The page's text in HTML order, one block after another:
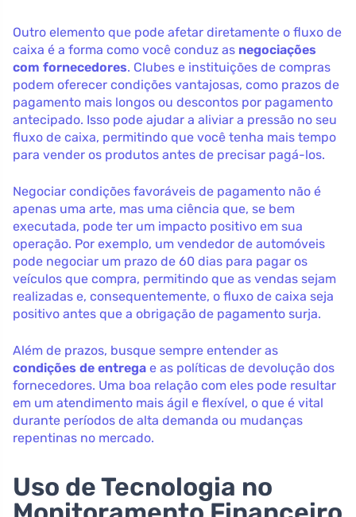
Outro elemento que pode afetar diretamente o fluxo de
caixa é a forma como você conduz as negociações
com fornecedores. Clubes e instituições de compras
podem oferecer condições vantajosas, como prazos de
pagamento mais longos ou descontos por pagamento
antecipado. Isso pode ajudar a aliviar a pressão no seu
fluxo de caixa, permitindo que você tenha mais tempo
para vender os produtos antes de precisar pagá-los.
Negociar condições favoráveis de pagamento não é
apenas uma arte, mas uma ciência que, se bem
executada, pode ter um impacto positivo em sua
operação. Por exemplo, um vendedor de automóveis
pode negociar um prazo de 60 dias para pagar os
veículos que compra, permitindo que as vendas sejam
realizadas e, consequentemente, o fluxo de caixa seja
positivo antes que a obrigação de pagamento surja.
Além de prazos, busque sempre entender as
condições de entrega e as políticas de devolução dos
fornecedores. Uma boa relação com eles pode resultar
em um atendimento mais ágil e flexível, o que é vital
durante períodos de alta demanda ou mudanças
repentinas no mercado.
Uso de Tecnologia no